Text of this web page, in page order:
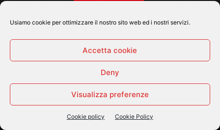
Usiamo cookie per ottimizzare il nostro sito web ed i nostri servizi.
Accetta cookie
Deny
Visualizza preferenze
Cookie policy Cookie Policy
SEGUICI SU